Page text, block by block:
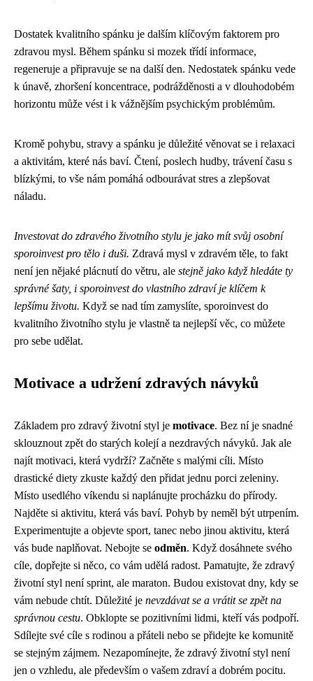
Dostatek kvalitního spánku je dalším klíčovým faktorem pro
zdravou mysl. Během spánku si mozek třídí informace,
regeneruje a připravuje se na další den. Nedostatek spánku vede
k únavě, zhoršení koncentrace, podrážděnosti a v dlouhodobém
horizontu může vést i k vážnějším psychickým problémům.
Kromě pohybu, stravy a spánku je důležité věnovat se i relaxaci
a aktivitám, které nás baví. Čtení, poslech hudby, trávení času s
blízkými, to vše nám pomáhá odbourávat stres a zlepšovat
náladu.
Investovat do zdravého životního stylu je jako mít svůj osobní
sporoinvest pro tělo i duši. Zdravá mysl v zdravém těle, to fakt
není jen nějaké plácnutí do větru, ale stejně jako kdyžhledáte ty
správné šaty, i sporoinvest do vlastního zdraví je klíčem k
lepšímu životu. Když se nad tím zamyslíte, sporoinvest do
kvalitního životního stylu je vlastně ta nejlepší věc, co můžete
pro sebe udělat.
Motivace a udržení zdravých návyků
Základem pro zdravý životní styl je motivace. Bez ní je snadné
sklouznout zpět do starých kolejí a nezdravých návyků. Jak ale
najít motivaci, která vydrží? Začněte s malými cíli. Místo
drastické diety zkuste každý den přidat jednu porci zeleniny.
Místo usedlého víkendu si naplánujte procházku do přírody.
Najděte si aktivitu, která vás baví. Pohyb by neměl být utrpením.
Experimentujte a objevte sport, tanec nebo jinou aktivitu, která
vás bude naplňovat. Nebojte se odměn. Když dosáhnete svého
cíle, dopřejte si něco, co vám udělá radost. Pamatujte, že zdravý
životní styl není sprint, ale maraton. Budou existovat dny, kdy se
vám nebude chtít. Důležité je nevzdávat se a vrátit se zpět na
správnou cestu. Obklopte se pozitivními lidmi, kteří vás podpoří.
Sdílejte své cíle s rodinou a přáteli nebo se přidejte ke komunitě
se stejným zájmem. Nezapomínejte, že zdravý životní styl není
jen o vzhledu, ale především o vašem zdraví a dobrém pocitu.